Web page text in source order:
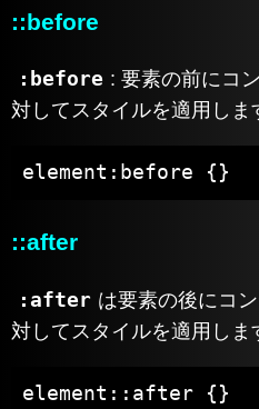
::before
:before : 要素の前にコ
対してスタイルを適用しま
element:before {}
::after
:after は要素の後にコ
対してスタイルを適用しま
element::after {}